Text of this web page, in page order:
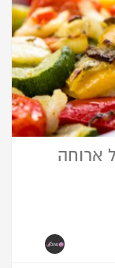
ארוחה